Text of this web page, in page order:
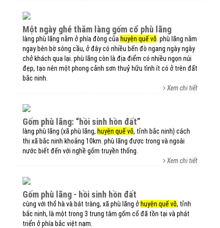
một ngày ghé thăm làng gốm cổ phù lãng
làng phù lãng nằm ở phía đông của huyện quế võ . phù lãng nằm
ngay bên bờ sông cầu, ở đây có nhiều bến đò ngang ngày ngày
chở khách qua lại. phù lãng còn là địa điểm có nhiều ngọn núi
đẹp, tạo nên một phong cảnh sơn thuỷ hữu tình ít có ở trên đất
bắc ninh.
Xem chi tiết
gốm phù lãng: “hồi sinh hồn đất”
làng phù lãng (xã phù lãng, huyện quế võ, tỉnh bắc ninh) cách
thị xã bắc ninh khoảng 10km. phù lãng được trong và ngoài
nước biết đến với nghề gốm truyền thống.
Xem chi tiết
gốm phù lãng - hồi sinh hồn đất
cùng với thổ hà và bát tràng, xã phù lãng ở huyện quế võ, tỉnh
bắc ninh, là một trong 3 trung tâm gốm cổ đã tồn tại và phát
triển ở phía bắc việt nam.